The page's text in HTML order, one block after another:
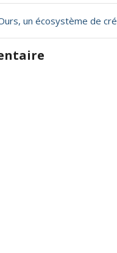
de création littéraire et artistique